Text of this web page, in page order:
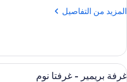
Bedrooms
المزيد من التفاصيل
المزيد
4
Bedroom
Premier,
استعراض
5
غرفة بريمير - غرفتا نوم